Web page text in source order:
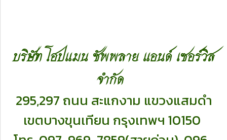
บริษัท โฮปแมน ซัพพลาย แอนด์ เซอร์วิส
จำกัด
295,297 ถนน สะแกงาม แขวงแสมดำ
เขตบางขุนเทียน กรุงเทพฯ 10150